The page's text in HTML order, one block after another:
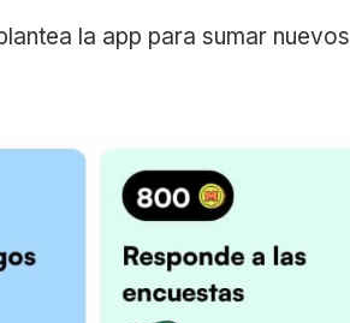
la app para sumar nuevos